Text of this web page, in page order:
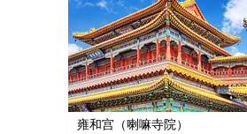
雍和宫（喇嘛寺院）